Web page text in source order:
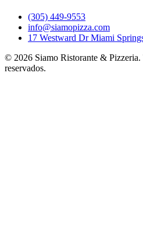
(305) 449-9553
info@siamopizza.com
17 Westward Dr Miami
© 2026 Siamo Ristorante & Pizzeria.
reservados.